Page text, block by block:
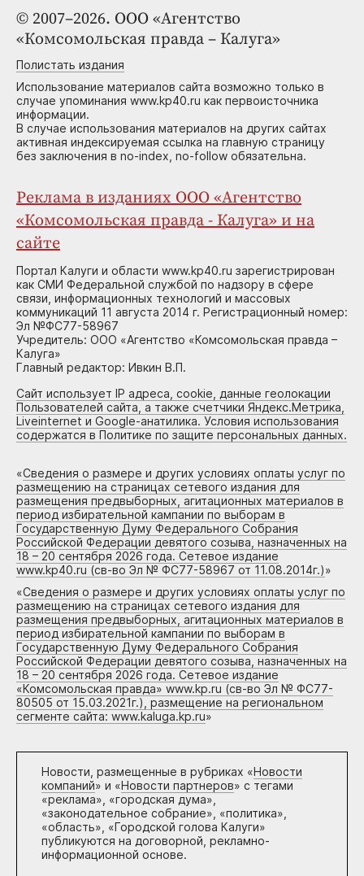
© 2007–2026. ООО «Агентство
«Комсомольская правда – Калуга»
Полистать издания
Использование материалов сайта возможно только в
случае упоминания www.kp40.ru как первоисточника
информации.
В случае использования материалов на других сайтах
активная индексируемая ссылка на главную страницу
без заключения в no-index, no-follow обязательна.
Реклама в изданиях ООО «Агентство
«Комсомольская правда - Калуга» и на
сайте
Портал Калуги и области www.kp40.ru зарегистрирован
как СМИ Федеральной службой по надзору в сфере
связи, информационных технологий и массовых
коммуникаций 11 августа 2014 г. Регистрационный номер:
Эл №ФС77-58967
Учредитель: ООО «Агентство «Комсомольская правда –
Калуга»
Главный редактор: Ивкин В.П.
Сайт использует IP адреса, cookie, данные геолокации
Пользователей сайта, а также счетчики Яндекс.Метрика,
Liveinternet и Google-анатилика. Условия использования
содержатся в Политике по защите персональных данных.
«Сведения о размере и других условиях оплаты услуг по
размещению на страницах сетевого издания для
размещения предвыборных, агитационных материалов в
период избирательной кампании по выборам в
Государственную Думу Федерального Собрания
Российской Федерации девятого созыва, назначенных на
18 – 20 сентября 2026 года. Сетевое издание
www.kp40.ru (св-во Эл № ФС77-58967 от 11.08.2014г.)»
«Сведения о размере и других условиях оплаты услуг по
размещению на страницах сетевого издания для
размещения предвыборных, агитационных материалов в
период избирательной кампании по выборам в
Государственную Думу Федерального Собрания
Российской Федерации девятого созыва, назначенных на
18 – 20 сентября 2026 года. Сетевое издание
«Комсомольская правда» www.kp.ru (св-во Эл № ФС77-
80505 от 15.03.2021г.), размещение на региональном
сегменте сайта: www.kaluga.kp.ru»
Новости, размещенные в рубриках «Новости
компаний» и «Новости партнеров» с тегами
«реклама», «городская дума»,
«законодательное собрание», «политика»,
«область», «Городской голова Калуги»
публикуются на договорной, рекламно-
информационной основе.